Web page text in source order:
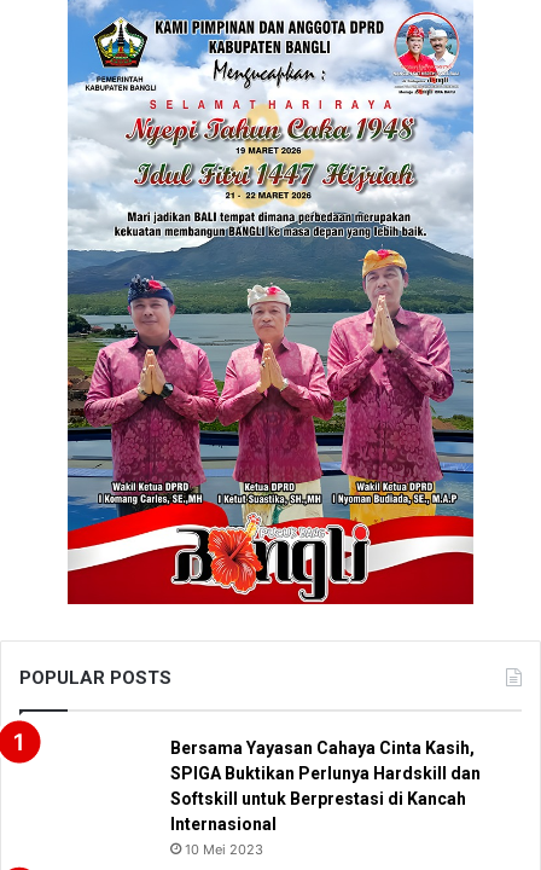
POPULAR POSTS
Bersama Yayasan Cahaya Cinta Kasih,
SPIGA Buktikan Perlunya Hardskill dan
Softskill untuk Berprestasi di Kancah
Internasional
10 Mei 2023